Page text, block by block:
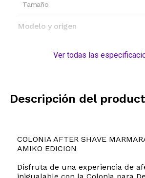
Tamaño
Modelo y origen
Ver todas las
Descripción del
COLONIA AFTER SHAVE
AMIKO EDICION
Disfruta de una experiencia de